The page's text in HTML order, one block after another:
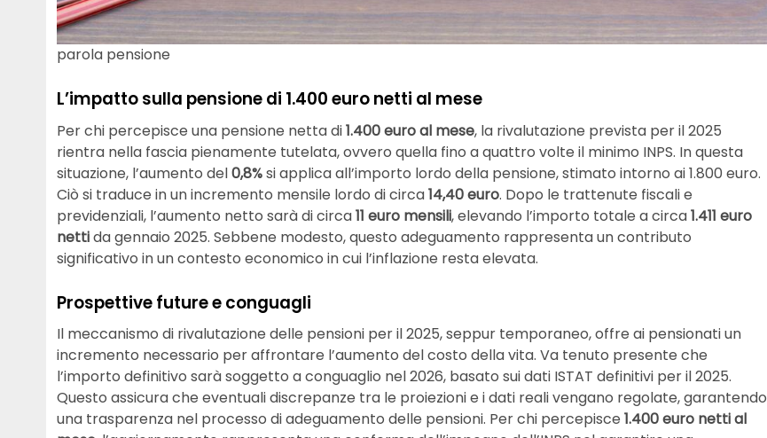
parola pensione
L’impatto sulla pensione di 1.400 euro netti al mese
Per chi percepisce una pensione netta di1.400 euro al mese, la rivalutazione prevista per il 2025
rientra nella fascia pienamente tutelata, ovvero quella fino a quattro volte il minimo INPS. In questa
situazione, l’aumento del0,8%si applica all’importo lordo della pensione, stimato intorno ai 1.800 euro.
Ciò si traduce in un incremento mensile lordo di circa14,40 euro. Dopo le trattenute fiscali e
previdenziali, l’aumento netto sarà di circa11 euro mensili, elevando l’importo totale a circa1.411 euro
nettida gennaio 2025. Sebbene modesto, questo adeguamento rappresenta un contributo
significativo in un contesto economico in cui l’inflazione resta elevata.
Prospettive future e conguagli
Il meccanismo di rivalutazione delle pensioni per il 2025, seppur temporaneo, offre ai pensionati un
incremento necessario per affrontare l’aumento del costo della vita. Va tenuto presente che
l’importo definitivo sarà soggetto a conguaglio nel 2026, basato sui dati ISTAT definitivi per il 2025.
Questo assicura che eventuali discrepanze tra le proiezioni e i dati reali vengano regolate, garantendo
una trasparenza nel processo di adeguamento delle pensioni. Per chi percepisce 1.400 euro netti al